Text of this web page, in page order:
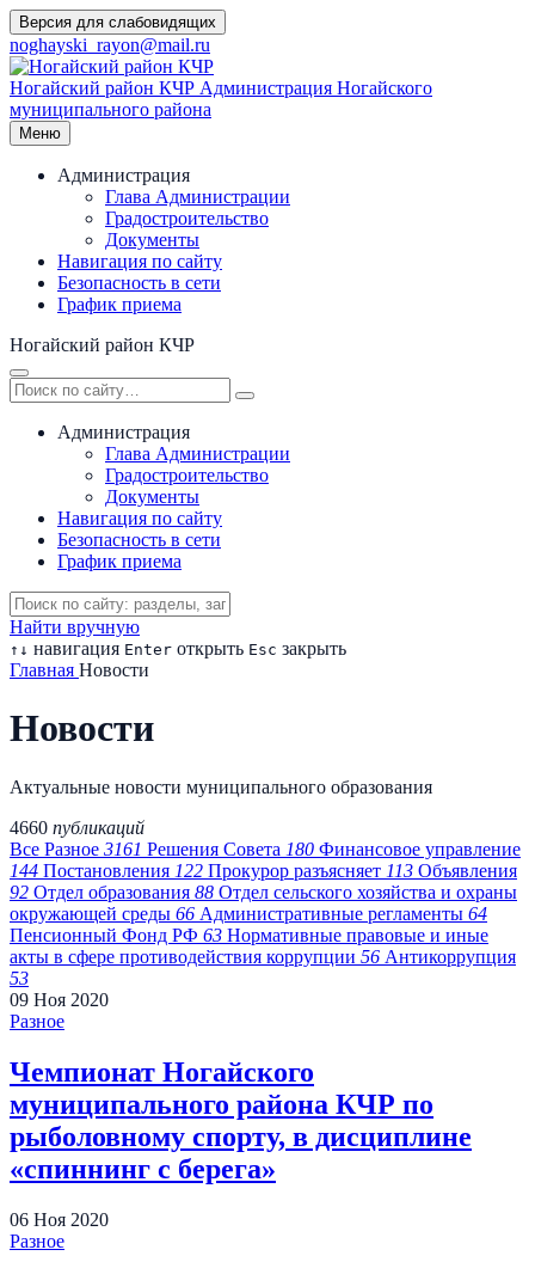
Перейти
к
содержимому
Версия для слабовидящих
noghayski_rayon@mail.ru
Ногайский район КЧР Администрация Ногайского
муниципального района
Меню
Администрация
Глава Администрации
Градостроительство
Документы
Навигация по сайту
Безопасность в сети
График приема
Ногайский район КЧР
Администрация
Глава Администрации
Градостроительство
Документы
Навигация по сайту
Безопасность в сети
График приема
Найти вручную
↑ ↓ навигация Enter открыть Esc закрыть
Главная Новости
Новости
Актуальные новости муниципального образования
4660 публикаций
Все Разное 3161 Решения Совета 180 Финансовое управление
144 Постановления 122 Прокурор разъясняет 113 Объявления
92 Отдел образования 88 Отдел сельского хозяйства и охраны
окружающей среды 66 Административные регламенты 64
Пенсионный Фонд РФ 63 Нормативные правовые и иные
акты в сфере противодействия коррупции 56 Антикоррупция
53
09 Ноя 2020
Разное
Чемпионат Ногайского
муниципального района КЧР по
рыболовному спорту, в дисциплине
«спиннинг с берега»
06 Ноя 2020
Разное